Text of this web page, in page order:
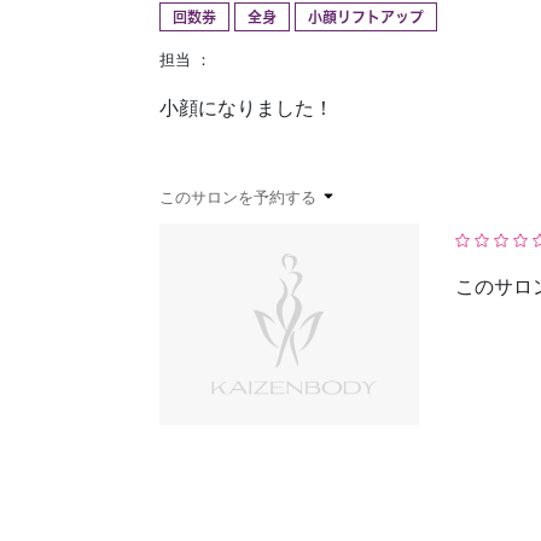
予約確認 お気に入り
回数券 全身 小顔リフトアップ
担当 ：
小顔になりました！
このサロンを予約する
このサロ